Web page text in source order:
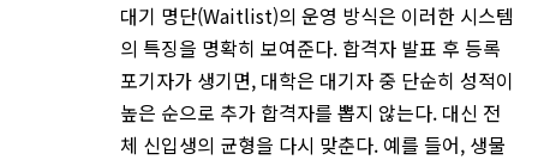
대기 명단(Waitlist)의 운영 방식은 이러한 시스템
의 특징을 명확히 보여준다. 합격자 발표 후 등록
포기자가 생기면, 대학은 대기자 중 단순히 성적이
높은 순으로 추가 합격자를 뽑지 않는다. 대신 전
체 신입생의 균형을 다시 맞춘다. 예를 들어, 생물